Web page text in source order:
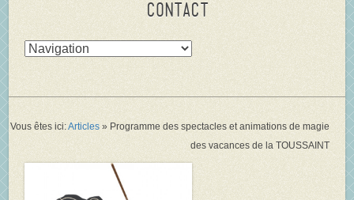
Contact
Vous êtes ici:Articles» Programme des spectacles et animations de magie
des vacances de la TOUSSAINT